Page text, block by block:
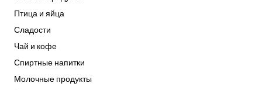
Птица и яйца
Сладости
Чай и кофе
Спиртные напитки
Молочные продукты